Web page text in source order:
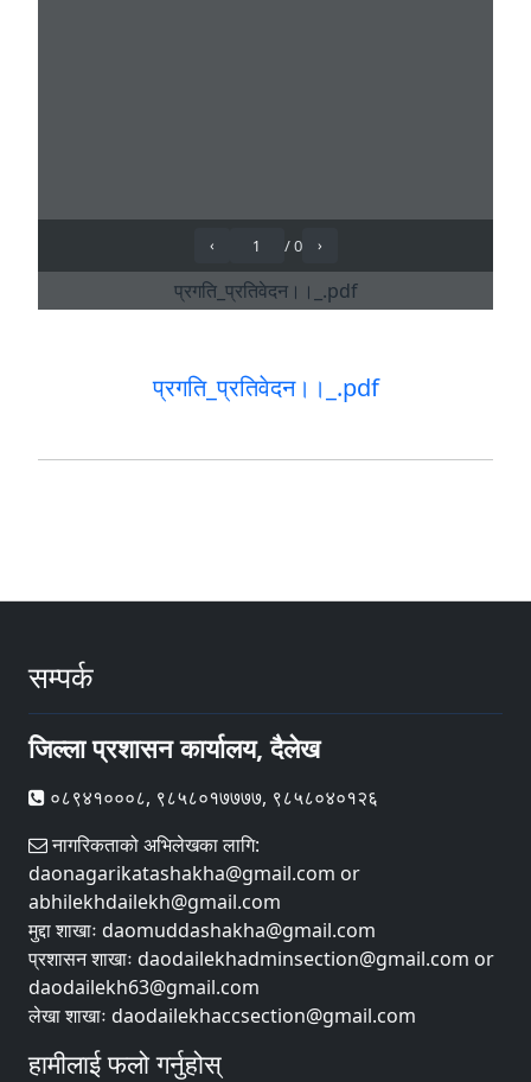
प्रगति_प्रतिवेदन।।_.pdf
सम्पर्क
जिल्ला प्रशासन कार्यालय, दैलेख
०८९४१०००८, ९८५८०१७७७७, ९८५८०४०१२६
नागरिकताको अभिलेखका लागि:
daonagarikatashakha@gmail.com or
abhilekhdailekh@gmail.com
मुद्दा शाखाः daomuddashakha@gmail.com
प्रशासन शाखाः daodailekhadminsection@gmail.com or
daodailekh63@gmail.com
लेखा शाखाः daodailekhaccsection@gmail.com
हामीलाई फलो गर्नुहोस्